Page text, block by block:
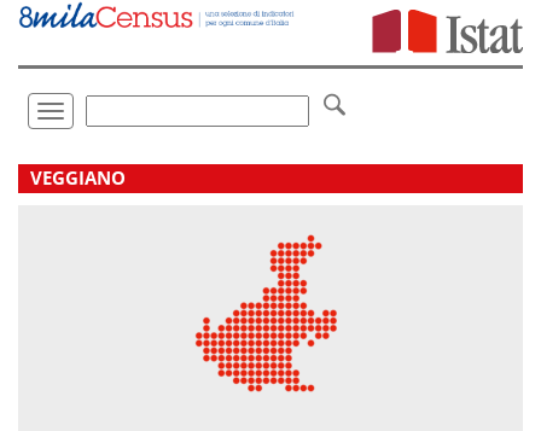
Vai
direttamente
Toggle
navigation
.
VEGGIANO